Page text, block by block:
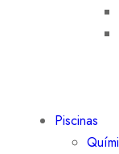
Piscinas